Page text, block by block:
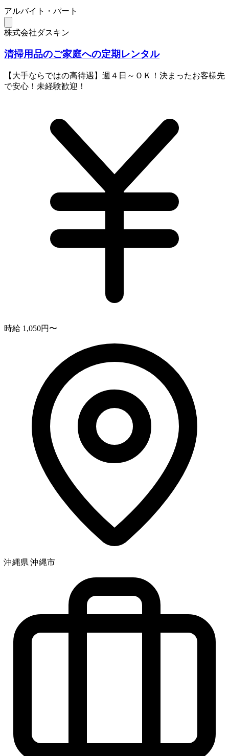
アルバイト・パート
株式会社ダスキン
清掃用品のご家庭への定期レンタル
【大手ならではの高待遇】週４日～ＯＫ！決まったお客様先
で安心！未経験歓迎！
時給 1,050円〜
沖縄県 沖縄市